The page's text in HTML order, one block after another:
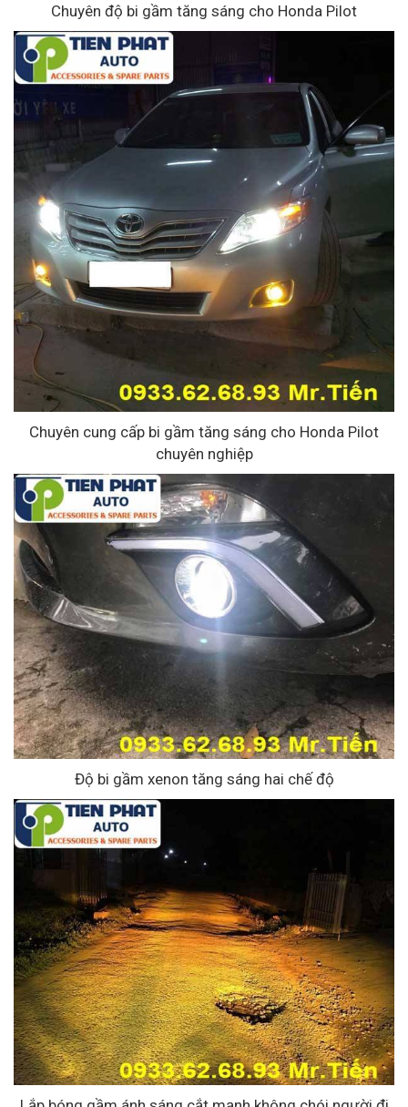
Chuyên độ bi gầm tăng sáng cho Honda Pilot
Chuyên cung cấp bi gầm tăng sáng cho Honda Pilot
chuyên nghiệp
Độ bi gầm xenon tăng sáng hai chế độ